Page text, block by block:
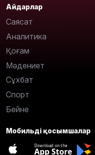
Айдарлар
Саясат
Аналитика
Қоғам
Мәдениет
Сұхбат
Спорт
Бейне
Мобильді қосымшалар
Download on the
App Store